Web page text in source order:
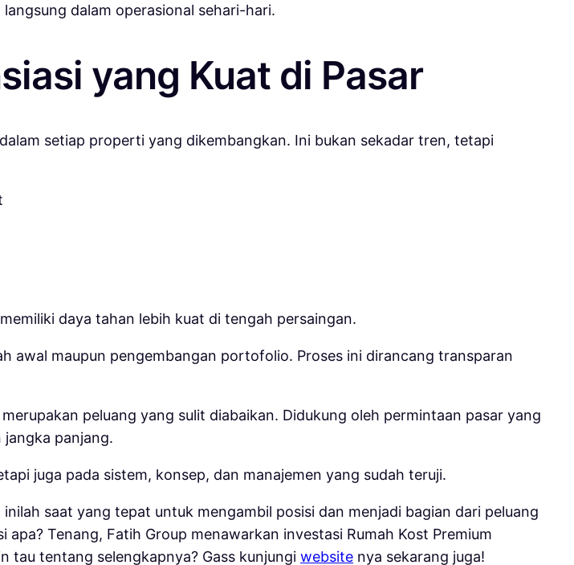
dalam operasional sehari-hari.
yang Kuat di Pasar
setiap properti yang dikembangkan. Ini bukan sekadar tren, tetapi
daya tahan lebih kuat di tengah persaingan.
awal maupun pengembangan portofolio. Proses ini dirancang transparan
peluang yang sulit diabaikan. Didukung oleh permintaan pasar yang
panjang.
juga pada sistem, konsep, dan manajemen yang sudah teruji.
saat yang tepat untuk mengambil posisi dan menjadi bagian dari peluang
Tenang, Fatih Group menawarkan investasi Rumah Kost Premium
tau tentang selengkapnya? Gass kunjungi website nya sekarang juga!